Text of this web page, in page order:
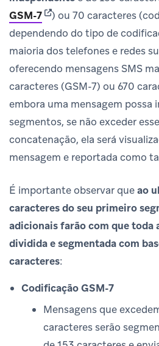
GSM-7(opens in new tab)
) ou 70 caracteres
dependendo do tipo de
maioria dos telefones e redes
oferecendo mensagens SMS
caracteres (GSM-7) ou 670
embora uma mensagem possa
segmentos, se não exceder
concatenação, ela será
mensagem e reportada como
É importante observar queao
caracteres do seu primeiro
adicionais farão com que toda
dividida e segmentada com
caracteres:
Codificação GSM-7
Mensagens que
caracteres serão